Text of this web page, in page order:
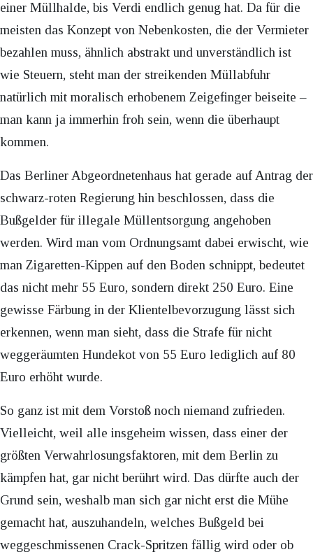
einer Müllhalde, bis Verdi endlich genug hat. Da für die
meisten das Konzept von Nebenkosten, die der Vermieter
bezahlen muss, ähnlich abstrakt und unverständlich ist
wie Steuern, steht man der streikenden Müllabfuhr
natürlich mit moralisch erhobenem Zeigefinger beiseite –
man kann ja immerhin froh sein, wenn die überhaupt
kommen.
Das Berliner Abgeordnetenhaus hat gerade auf Antrag der
schwarz-roten Regierung hin beschlossen, dass die
Bußgelder für illegale Müllentsorgung angehoben
werden. Wird man vom Ordnungsamt dabei erwischt, wie
man Zigaretten-Kippen auf den Boden schnippt, bedeutet
das nicht mehr 55 Euro, sondern direkt 250 Euro. Eine
gewisse Färbung in der Klientelbevorzugung lässt sich
erkennen, wenn man sieht, dass die Strafe für nicht
weggeräumten Hundekot von 55 Euro lediglich auf 80
Euro erhöht wurde.
So ganz ist mit dem Vorstoß noch niemand zufrieden.
Vielleicht, weil alle insgeheim wissen, dass einer der
größten Verwahrlosungsfaktoren, mit dem Berlin zu
kämpfen hat, gar nicht berührt wird. Das dürfte auch der
Grund sein, weshalb man sich gar nicht erst die Mühe
gemacht hat, auszuhandeln, welches Bußgeld bei
weggeschmissenen Crack-Spritzen fällig wird oder ob